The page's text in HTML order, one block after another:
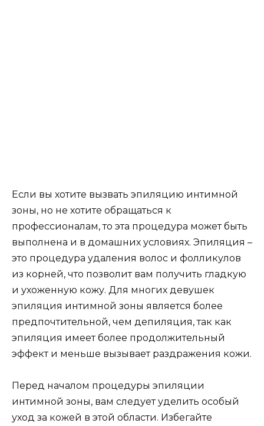
Если вы хотите вызвать эпиляцию интимной
зоны, но не хотите обращаться к
профессионалам, то эта процедура может быть
выполнена и в домашних условиях. Эпиляция –
это процедура удаления волос и фолликулов
из корней, что позволит вам получить гладкую
и ухоженную кожу. Для многих девушек
эпиляция интимной зоны является более
предпочтительной, чем депиляция, так как
эпиляция имеет более продолжительный
эффект и меньше вызывает раздражения кожи.
Перед началом процедуры эпиляции
интимной зоны, вам следует уделить особый
уход за кожей в этой области. Избегайте